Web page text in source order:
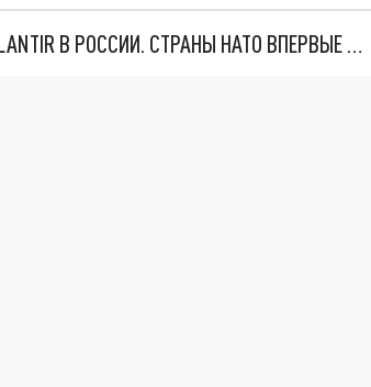
"ОЧЕНЬ ПЛОХИЕ НОВОСТИ": БОЛЬШАЯ ОШИБКА PALANTIR В РОССИИ. СТРАНЫ НАТО ВПЕРВЫЕ ЗА СВО ОСТАНОВИЛИ ПОСТАВКИ ОРУЖИЯ. ВСУ ТЕРЯЮТ ПРИГРАНИЧЬЕ?